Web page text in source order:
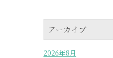
アーカイブ
2026年8月